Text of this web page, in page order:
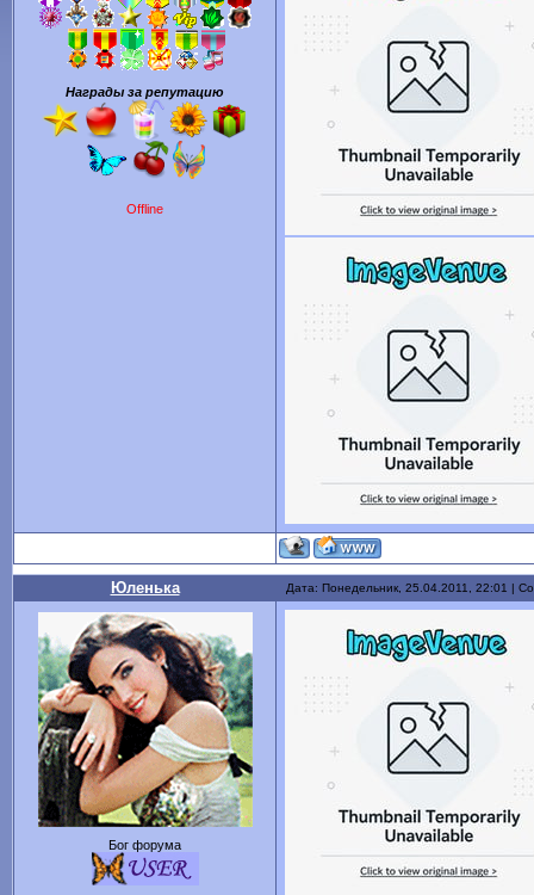
Награды за репутацию
Offline
Юленька Дата: Понедельник, 25.04.2011, 22:01 |
Бог форума